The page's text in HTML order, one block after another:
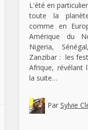
L'été en
toute la
comme en
Amérique du
Nigeria,
Zanzibar : les
Afrique, révélant
la suite…
Par Sylvie